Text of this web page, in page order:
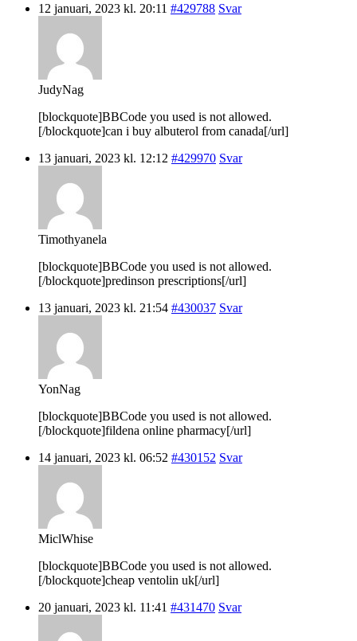
12 januari, 2023 kl. 20:11 #429788 Svar
JudyNag
[blockquote]BBCode you used is not allowed.
[/blockquote]can i buy albuterol from canada[/url]
13 januari, 2023 kl. 12:12 #429970 Svar
Timothyanela
[blockquote]BBCode you used is not allowed.
[/blockquote]predinson prescriptions[/url]
13 januari, 2023 kl. 21:54 #430037 Svar
YonNag
[blockquote]BBCode you used is not allowed.
[/blockquote]fildena online pharmacy[/url]
14 januari, 2023 kl. 06:52 #430152 Svar
MiclWhise
[blockquote]BBCode you used is not allowed.
[/blockquote]cheap ventolin uk[/url]
20 januari, 2023 kl. 11:41 #431470 Svar